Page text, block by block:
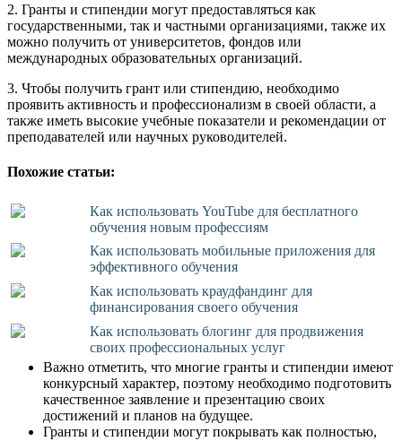
2. Гранты и стипендии могут предоставляться как
государственными, так и частными организациями, также их
можно получить от университетов, фондов или
международных образовательных организаций.
3. Чтобы получить грант или стипендию, необходимо
проявить активность и профессионализм в своей области, а
также иметь высокие учебные показатели и рекомендации от
преподавателей или научных руководителей.
Похожие статьи:
Как использовать YouTube для бесплатного
обучения новым профессиям
Как использовать мобильные приложения для
эффективного обучения
Как использовать краудфандинг для
финансирования своего обучения
Как использовать блогинг для продвижения
своих профессиональных услуг
Важно отметить, что многие гранты и стипендии имеют
конкурсный характер, поэтому необходимо подготовить
качественное заявление и презентацию своих
достижений и планов на будущее.
Гранты и стипендии могут покрывать как полностью,